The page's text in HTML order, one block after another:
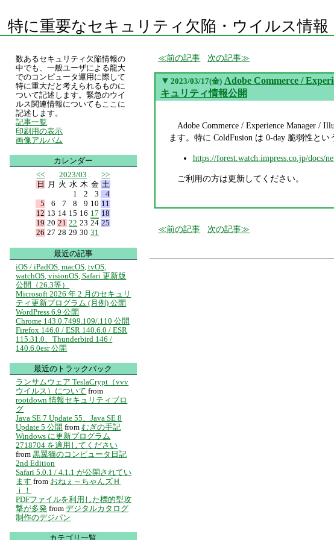
特に重要なセキュリティ欠陥・ウイルス情報
前の記事 次の記事
▼ 2023/03/17(金) Adobe Commerce /
キュリティ情報公開
Adobe Commerce / Experience Manager /
ます。特に ColdFusion は 0-day 脆弱性と
https://forest.watch.impress.co.jp/docs/
ご利用の方は更新してください。
前の記事 次の記事
数あるセキュリティ欠陥情報の
中でも、一般ユーザによる龍大
でのコンピュータ運用に際して
特に重大だと考えられるものに
ついて記述します。緊急のウイ
ルス関連情報についてもここに
記述します。
記事一覧
印刷用の表示
画像アルバム
カレンダー
<<
2023/03
>>
日
月 火 水 木 金 土
1
2 3
4
5
6 7 8 9 10 11
12 13 14 15 16 17 18
19 20 21 22 23 24 25
26 27 28 29 30 31
最近の記事
iOS / iPadOS, macOS, tvOS,
watchOS, visionOS, Safari 更新版
公開（26.3等）
Microsoft 2026 年 2 月のセキュリ
ティ更新プログラム (月例) 公開
WordPress 6.9 公開
Chrome 143.0.7499.109/.110 公開
Firefox 146.0 / ESR 140.6.0 / ESR
115.31.0、Thunderbird 146 /
140.6.0esr 公開
最近のトラックバック
ランサムウェア TeslaCrypt（vvv
ウイルス）について from
rootdown 情報セキュリティブロ
グ
Java SE 7 Update 55、Java SE 8
Update 5 公開 from むぎの手記
Windows に更新プログラム
2718704 を適用してください
from 黒翼猫のコンピュータ日記
2nd Edition
Safari 5.0.1 / 4.1.1 が公開されてい
ます from おねぇ～ちゃんズＨ
ｉ！
PDFファイルを利用した標的型攻
撃が多発 from デジタルカタログ
制作のデジパン
カテゴリ一覧